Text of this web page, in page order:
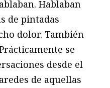
Hablaban
de pintadas
dolor. También
se
desde el
de aquellas